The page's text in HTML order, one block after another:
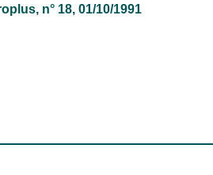
, n° 18, 01/10/1991